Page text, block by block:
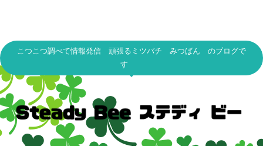
こつこつ調べて情報発信 頑張るミツバチ みつばん のブログで
す